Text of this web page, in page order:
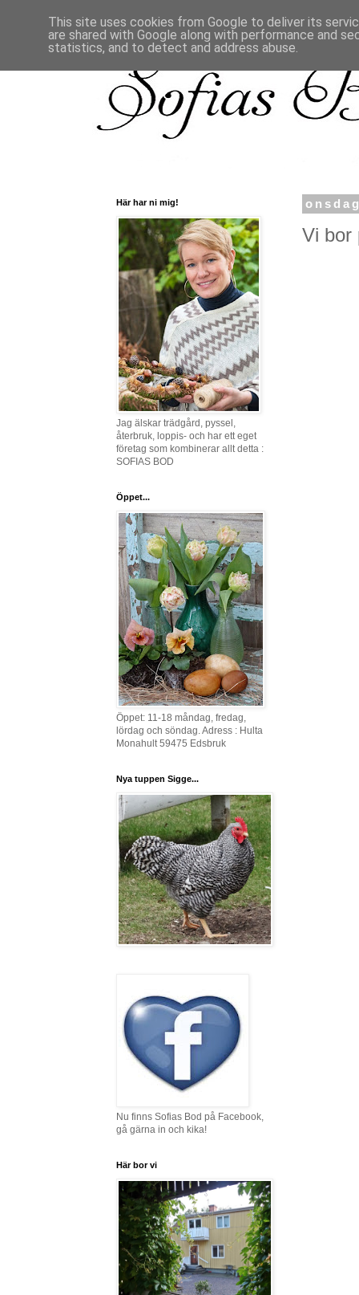
Vi bor
Här har ni mig!
Jag älskar trädgård, pyssel,
återbruk, loppis- och har ett eget
företag som kombinerar allt detta :
SOFIAS BOD
Öppet...
Öppet: 11-18 måndag, fredag,
lördag och söndag. Adress : Hulta
Monahult 59475 Edsbruk
Nya tuppen Sigge...
Nu finns Sofias Bod på Facebook,
gå gärna in och kika!
Här bor vi
This site uses cookies from Google to deliver its
are shared with Google along with performance and
statistics, and to detect and address abuse.